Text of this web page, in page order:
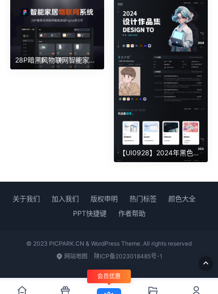
28P暗黑风物联网智能家居Figma源文件
【UI0928】2024年黑色UI设计师作品集案例展示
关于我们 加入我们 版权申明 热门标签
颜色大全
PPT快捷键
作者帮助
© 2023 PICPARK.CN & WordPress Theme. All rights reserved
网站地图
陕ICP备2023018485号-1
会员优惠